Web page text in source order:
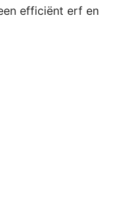
efficiënt erf en